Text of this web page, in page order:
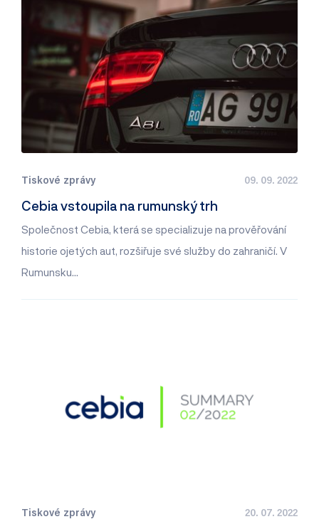
Tiskové zprávy 09. 09. 2022
Cebia vstoupila na rumunský trh
Společnost Cebia, která se specializuje na prověřování
historie ojetých aut, rozšiřuje své služby do zahraničí. V
Rumunsku…
Tiskové zprávy 20. 07. 2022